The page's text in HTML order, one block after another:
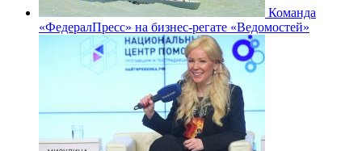
Команда
«ФедералПресс» на бизнес-регате «Ведомостей»